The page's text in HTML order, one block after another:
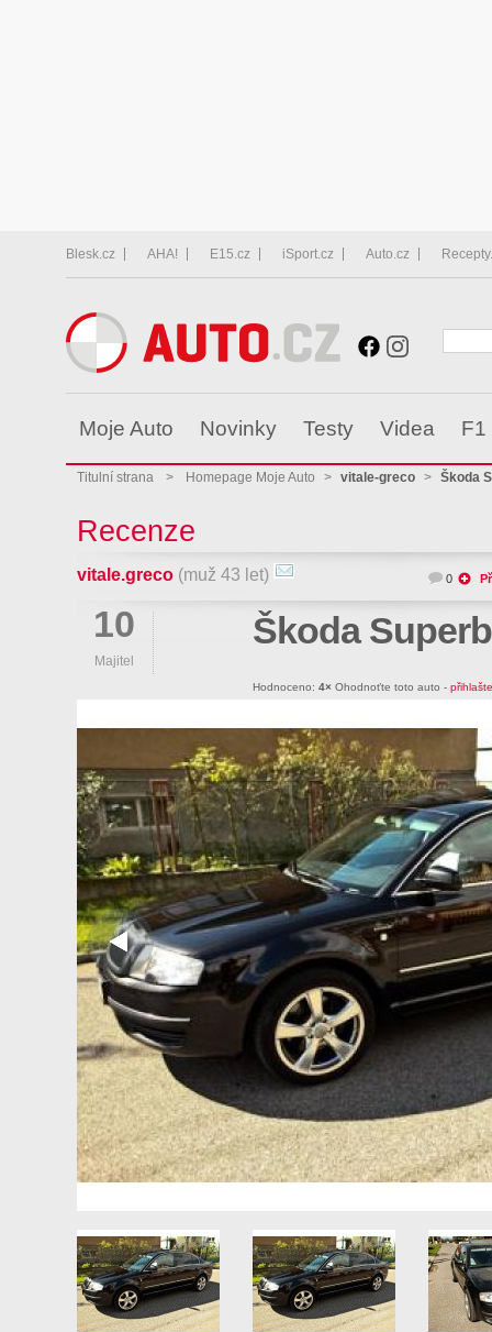
Blesk.cz AHA! E15.cz iSport.cz Auto.cz
Moje Auto Novinky Testy Videa F1
Titulní strana > Homepage Moje Auto > vitale-greco > Škoda
Recenze
vitale.greco (muž 43 let) 0
10
Majitel
Škoda Superb
Hodnoceno: 4× Ohodnoťte toto auto -